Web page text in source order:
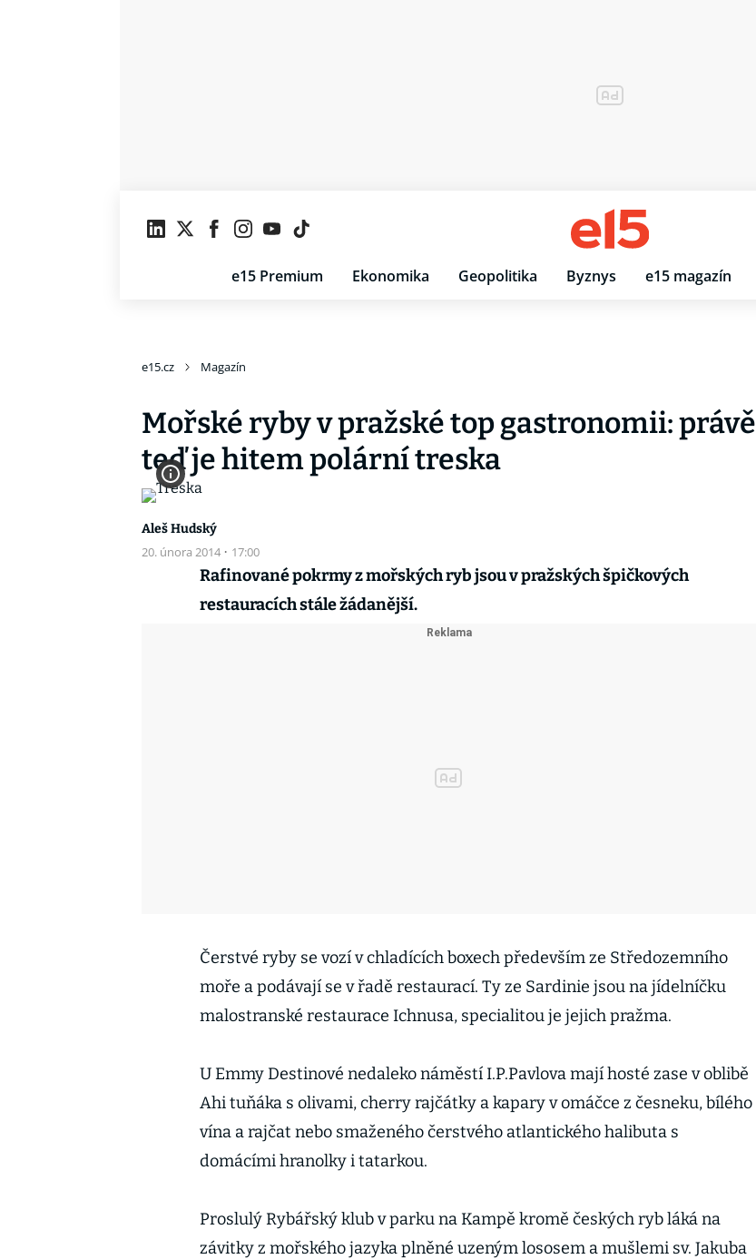
e15 Premium Ekonomika Geopolitika Byznys e15 magazín
e15.cz Magazín
Mořské ryby v pražské top gastronomii: právě
teď je hitem polární treska
Aleš Hudský
20. února 2014 · 17:00
Rafinované pokrmy z mořských ryb jsou v pražských špičkových
restauracích stále žádanější.
Čerstvé ryby se vozí v chladících boxech především ze Středozemního
moře a podávají se v řadě restaurací. Ty ze Sardinie jsou na jídelníčku
malostranské restaurace Ichnusa, specialitou je jejich pražma.
U Emmy Destinové nedaleko náměstí I.P.Pavlova mají hosté zase v oblibě
Ahi tuňáka s olivami, cherry rajčátky a kapary v omáčce z česneku, bílého
vína a rajčat nebo smaženého čerstvého atlantického halibuta s
domácími hranolky i tatarkou.
Proslulý Rybářský klub v parku na Kampě kromě českých ryb láká na
závitky z mořského jazyka plněné uzeným lososem a mušlemi sv. Jakuba